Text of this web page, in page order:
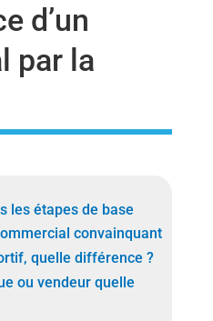
d’un
par la
les étapes de base
convainquant
quelle différence ?
ou vendeur quelle